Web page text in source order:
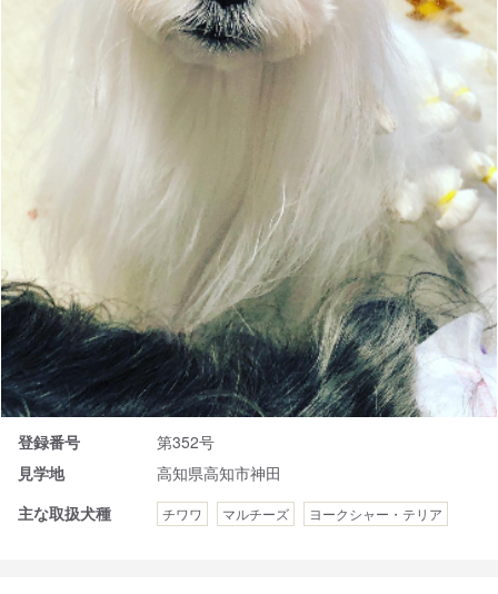
登録番号
第352号
見学地
高知県高知市神田
主な取扱犬種
チワワ マルチーズ ヨークシャー・テリア